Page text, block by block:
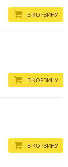
В КОРЗИНУ
В КОРЗИНУ
В КОРЗИНУ